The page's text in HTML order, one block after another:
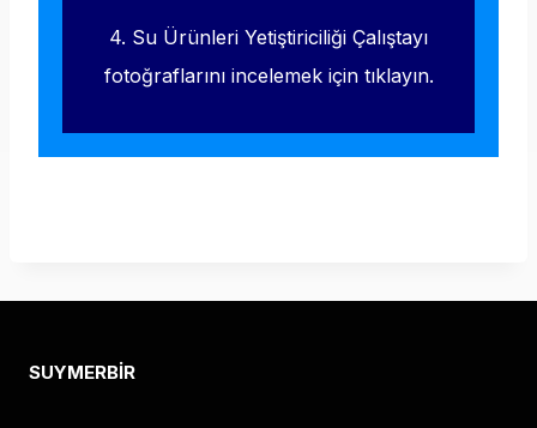
4. Su Ürünleri Yetiştiriciliği Çalıştayı
fotoğraflarını incelemek için tıklayın.
SUYMERBİR